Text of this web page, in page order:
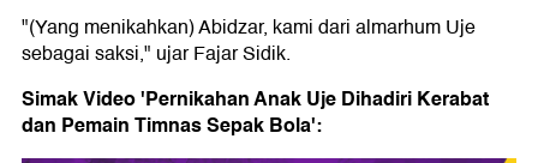
"(Yang menikahkan) Abidzar, kami dari almarhum Uje
sebagai saksi," ujar Fajar Sidik.
Simak Video 'Pernikahan Anak Uje Dihadiri Kerabat
dan Pemain Timnas Sepak Bola':